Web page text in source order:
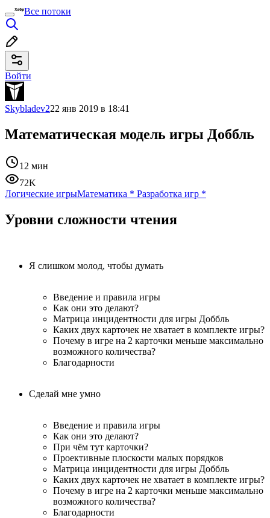
Все потоки
Войти
Skybladev222 янв 2019 в 18:41
Математическая модель игры Доббль
12 мин
72K
Логические игрыМатематика * Разработка игр *
Уровни сложности чтения
Я слишком молод, чтобы думать
Введение и правила игры
Как они это делают?
Матрица инцидентности для игры Доббль
Каких двух карточек не хватает в комплекте игры?
Почему в игре на 2 карточки меньше максимально
возможного количества?
Благодарности
Сделай мне умно
Введение и правила игры
Как они это делают?
При чём тут карточки?
Проективные плоскости малых порядков
Матрица инцидентности для игры Доббль
Каких двух карточек не хватает в комплекте игры?
Почему в игре на 2 карточки меньше максимально
возможного количества?
Благодарности